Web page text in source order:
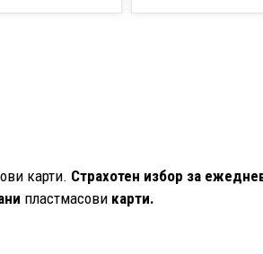
карти. Страхотен избор за
пластмасови карти.